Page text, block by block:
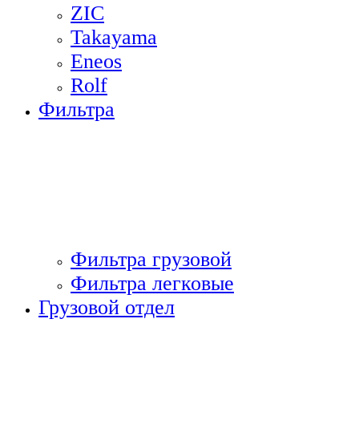
ZIC
Takayama
Eneos
Rolf
Фильтра
Фильтра грузовой
Фильтра легковые
Грузовой отдел